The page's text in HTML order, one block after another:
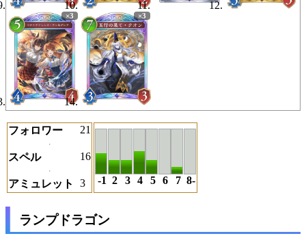
フォロワー 21
スペル 16
アミュレット 3 -1 2 3 4 5 6 7 8-
ランプドラゴン